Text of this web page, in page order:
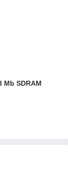
Mb SDRAM